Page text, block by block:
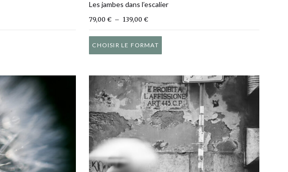
: 79,00 € à 139,00 €
a plusieurs variations. Les options peuvent être choisies sur la page du produit
Les jambes dans l’escalier
79,00€ – 139,00€Plage de prix : 79,00 € à 139,00 €
CHOISIR LE FORMAT